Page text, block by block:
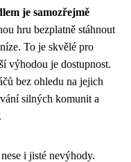
je samozřejmě
hru bezplatně stáhnout
To je skvělé pro
výhodou je dostupnost.
bez ohledu na jejich
silných komunit a
i jisté nevýhody.